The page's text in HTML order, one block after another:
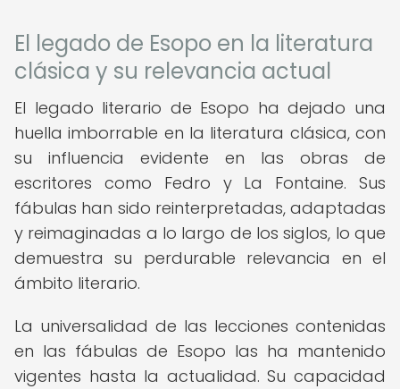
El legado de Esopo en la literatura
clásica y su relevancia actual
El legado literario de Esopo ha dejado una
huella imborrable en la literatura clásica, con
su influencia evidente en las obras de
escritores como Fedro y La Fontaine. Sus
fábulas han sido reinterpretadas, adaptadas
y reimaginadas a lo largo de los siglos, lo que
demuestra su perdurable relevancia en el
ámbito literario.
La universalidad de las lecciones contenidas
en las fábulas de Esopo las ha mantenido
vigentes hasta la actualidad. Su capacidad